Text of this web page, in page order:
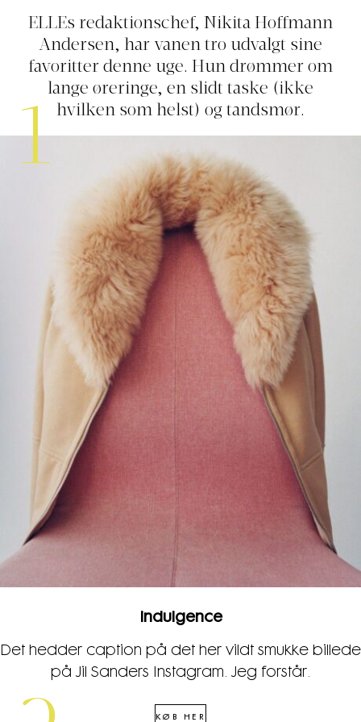
ELLEs redaktionschef, Nikita Hoffmann
Andersen, har vanen tro udvalgt sine
favoritter denne uge. Hun drømmer om
lange øreringe, en slidt taske (ikke
hvilken som helst) og tandsmør.
1
Indulgence
Det hedder caption på det her vildt smukke billede
på Jil Sanders Instagram. Jeg forstår.
KØB HER